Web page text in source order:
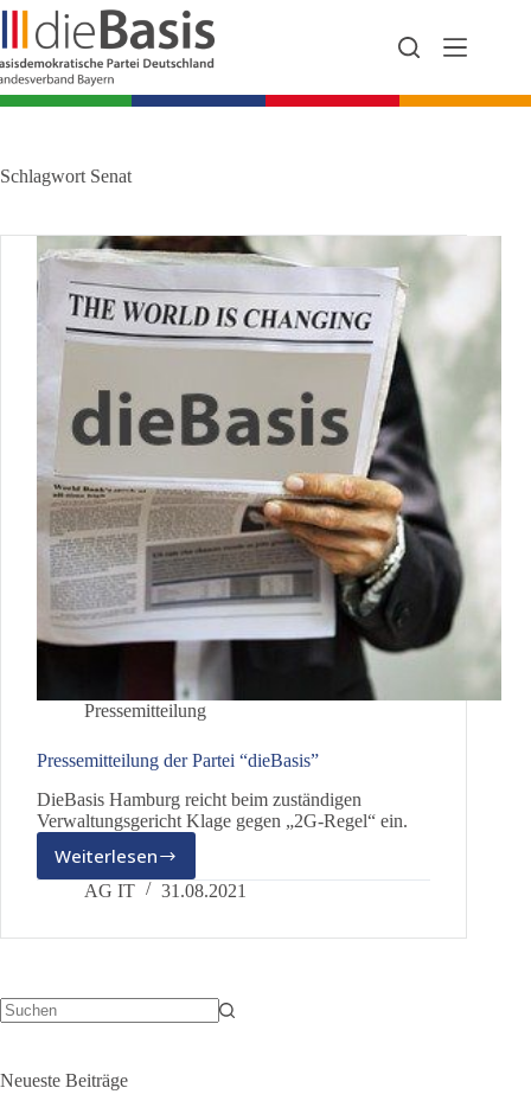
Zum
Inhalt
springen
Schlagwort Senat
Pressemitteilung
Pressemitteilung der Partei “dieBasis”
DieBasis Hamburg reicht beim zuständigen
Verwaltungsgericht Klage gegen „2G-Regel“ ein.
WeiterlesenPressemitteilung
der
“dieBasis”
AG IT 31.08.2021
Neueste Beiträge